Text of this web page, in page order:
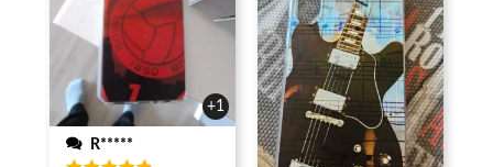
+1
R*****